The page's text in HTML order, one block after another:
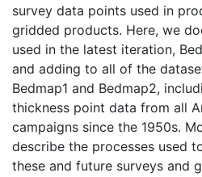
survey data points used in
gridded products. Here, we
used in the latest iteration,
and adding to all of the
Bedmap1 and Bedmap2,
thickness point data from all
campaigns since the 1950s.
describe the processes used
these and future surveys and